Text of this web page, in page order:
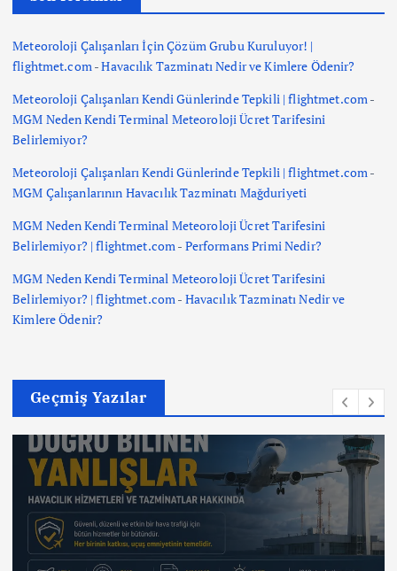
Meteoroloji Çalışanları İçin Çözüm Grubu Kuruluyor! |
flightmet.com-Havacılık Tazminatı Nedir ve Kimlere Ödenir?
Meteoroloji Çalışanları Kendi Günlerinde Tepkili | flightmet.com-
MGM Neden Kendi Terminal Meteoroloji Ücret Tarifesini
Belirlemiyor?
Meteoroloji Çalışanları Kendi Günlerinde Tepkili | flightmet.com-
MGM Çalışanlarının Havacılık Tazminatı Mağduriyeti
MGM Neden Kendi Terminal Meteoroloji Ücret Tarifesini
Belirlemiyor? | flightmet.com- Performans Primi Nedir?
MGM Neden Kendi Terminal Meteoroloji Ücret Tarifesini
Belirlemiyor? | flightmet.com- Havacılık Tazminatı Nedir ve
Kimlere Ödenir?
Geçmiş Yazılar